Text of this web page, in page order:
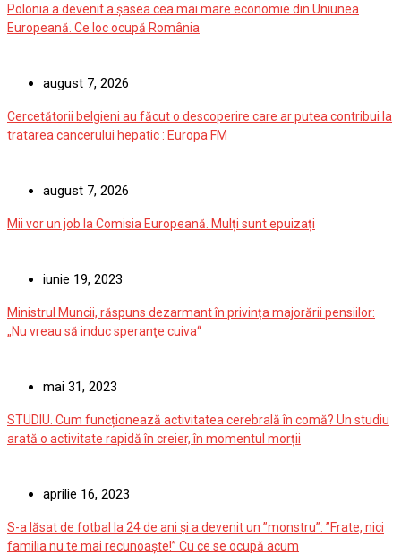
Polonia a devenit a șasea cea mai mare economie din Uniunea
Europeană. Ce loc ocupă România
august 7, 2026
Cercetătorii belgieni au făcut o descoperire care ar putea contribui la
tratarea cancerului hepatic : Europa FM
august 7, 2026
Mii vor un job la Comisia Europeană. Mulți sunt epuizați
iunie 19, 2023
Ministrul Muncii, răspuns dezarmant în privința majorării pensiilor:
„Nu vreau să induc speranţe cuiva“
mai 31, 2023
STUDIU. Cum funcționează activitatea cerebrală în comă? Un studiu
arată o activitate rapidă în creier, în momentul morții
aprilie 16, 2023
S-a lăsat de fotbal la 24 de ani și a devenit un ”monstru”: ”Frate, nici
familia nu te mai recunoaște!” Cu ce se ocupă acum